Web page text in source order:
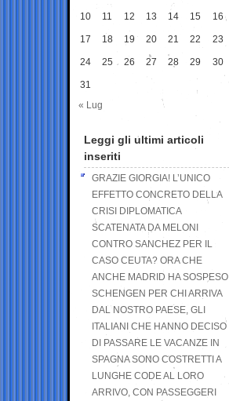
10 11 12 13 14 15 16
17 18 19 20 21 22 23
24 25 26 27 28 29 30
31
« Lug
Leggi gli ultimi articoli
inseriti
GRAZIE GIORGIA! L’UNICO
EFFETTO CONCRETO DELLA
CRISI DIPLOMATICA
SCATENATA DA MELONI
CONTRO SANCHEZ PER IL
CASO CEUTA? ORA CHE
ANCHE MADRID HA SOSPESO
SCHENGEN PER CHI ARRIVA
DAL NOSTRO PAESE, GLI
ITALIANI CHE HANNO DECISO
DI PASSARE LE VACANZE IN
SPAGNA SONO COSTRETTI A
LUNGHE CODE AL LORO
ARRIVO, CON PASSEGGERI